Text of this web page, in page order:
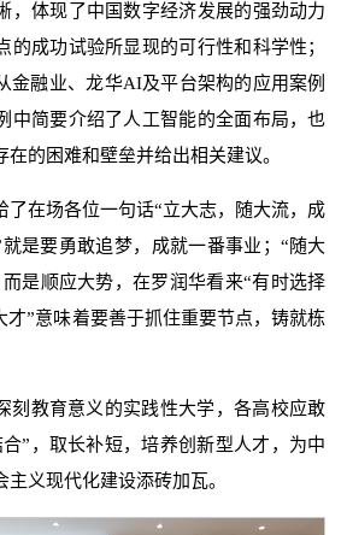
，体现了中国数字经济发展的强劲动力
的成功试验所显现的可行性和科学性；
金融业、龙华AI及平台架构的应用案例
中简要介绍了人工智能的全面布局，也
的困难和壁垒并给出相关建议。
了在场各位一句话“立大志，随大流，成
是要勇敢追梦，成就一番事业；“随大
是顺应大势，在罗润华看来“有时选择
才”意味着要善于抓住重要节点，铸就栋
刻教育意义的实践性大学，各高校应敢
”，取长补短，培养创新型人才，为中
义现代化建设添砖加瓦。